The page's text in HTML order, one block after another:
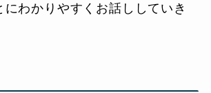
にわかりやすくお話ししていき